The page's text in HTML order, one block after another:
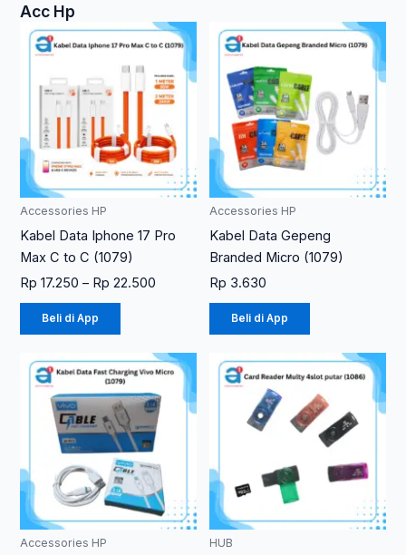
Acc Hp
Accessories HP
Kabel Data Iphone 17 Pro
Max C to C (1079)
Rp 17.250 – Rp 22.500
Rentang
harga:
Rp 17.250
hingga
Rp 22.500
Beli di App
Produk
ini
memiliki
beberapa
Pilihan
ini
dapat
halaman
Accessories HP
Kabel Data Gepeng
Branded Micro (1079)
Rp 3.630
Beli di App
Accessories HP HUB